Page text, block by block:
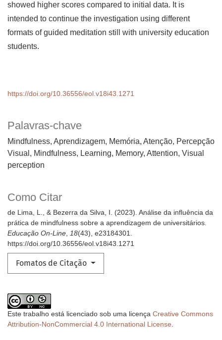
Palavras-chave
Mindfulness, Aprendizagem, Memória, Atenção, Percepção
Visual
Mindfulness, Learning, Memory, Attention, Visual
perception
Como Citar
de Lima, L., & Bezerra da Silva, I. (2023). Análise da influência da
prática de mindfulness sobre a aprendizagem de universitários.
Educação On-Line, 18(43), e23184301.
https://doi.org/10.36556/eol.v18i43.1271
Fomatos de Citação
showed higher scores compared to initial data. It is
intended to continue the investigation using different
formats of guided meditation still with university education
students.
https://doi.org/10.36556/eol.v18i43.1271
Este trabalho está licenciado sob uma licença Creative Commons
Attribution-NonCommercial 4.0 International License.